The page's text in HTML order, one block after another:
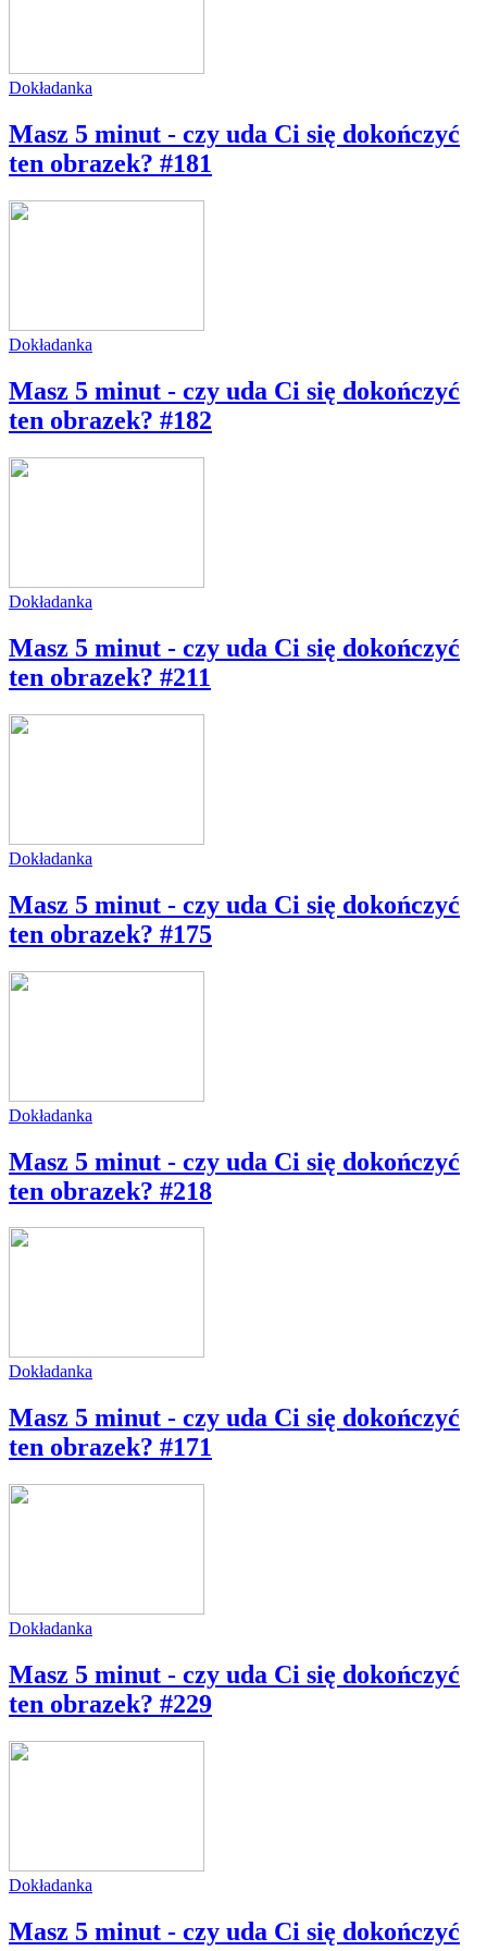
Dokładanka
Masz 5 minut - czy uda Ci się dokończyć
ten obrazek? #181
Dokładanka
Masz 5 minut - czy uda Ci się dokończyć
ten obrazek? #182
Dokładanka
Masz 5 minut - czy uda Ci się dokończyć
ten obrazek? #211
Dokładanka
Masz 5 minut - czy uda Ci się dokończyć
ten obrazek? #175
Dokładanka
Masz 5 minut - czy uda Ci się dokończyć
ten obrazek? #218
Dokładanka
Masz 5 minut - czy uda Ci się dokończyć
ten obrazek? #171
Dokładanka
Masz 5 minut - czy uda Ci się dokończyć
ten obrazek? #229
Dokładanka
Masz 5 minut - czy uda Ci się dokończyć